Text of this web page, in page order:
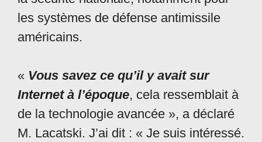
les systèmes de défense antimissile
américains.
« Vous savez ce qu’il y avait sur
Internet à l’époque, cela ressemblait à
de la technologie avancée », a déclaré
M. Lacatski. J’ai dit : « Je suis intéressé.